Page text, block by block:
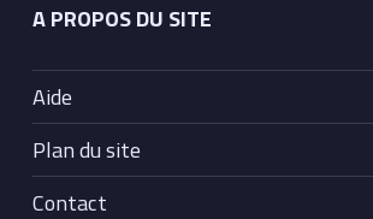
A PROPOS DU SITE
Aide
Plan du site
Contact